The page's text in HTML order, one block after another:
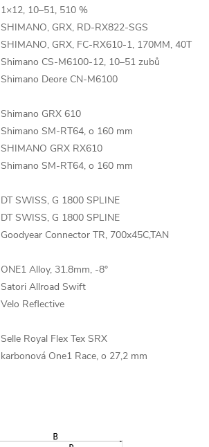
1×12, 10–51, 510 %
SHIMANO, GRX, RD-RX822-SGS
SHIMANO, GRX, FC-RX610-1, 170MM, 40T
Shimano CS-M6100-12, 10–51 zubů
Shimano Deore CN-M6100
Shimano GRX 610
Shimano SM-RT64, o 160 mm
SHIMANO GRX RX610
Shimano SM-RT64, o 160 mm
DT SWISS, G 1800 SPLINE
DT SWISS, G 1800 SPLINE
Goodyear Connector TR, 700x45C,TAN
ONE1 Alloy, 31.8mm, -8°
Satori Allroad Swift
Velo Reflective
Selle Royal Flex Tex SRX
karbonová One1 Race, o 27,2 mm